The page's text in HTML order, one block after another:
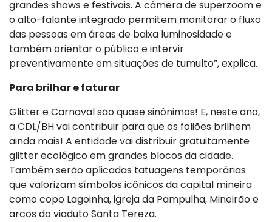
grandes shows e festivais. A câmera de superzoom e
o alto-falante integrado permitem monitorar o fluxo
das pessoas em áreas de baixa luminosidade e
também orientar o público e intervir
preventivamente em situações de tumulto”, explica.
Para brilhar e faturar
Glitter e Carnaval são quase sinônimos! E, neste ano,
a CDL/BH vai contribuir para que os foliões brilhem
ainda mais! A entidade vai distribuir gratuitamente
glitter ecológico em grandes blocos da cidade.
Também serão aplicadas tatuagens temporárias
que valorizam símbolos icônicos da capital mineira
como copo Lagoinha, igreja da Pampulha, Mineirão e
arcos do viaduto Santa Tereza.